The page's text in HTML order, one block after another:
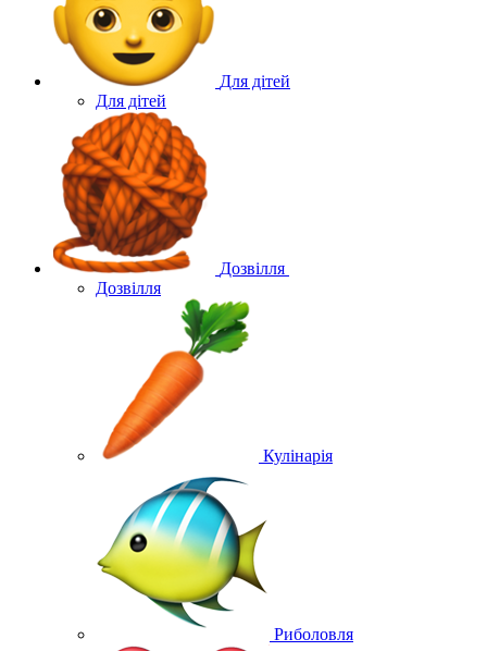
Для дітей
Для дітей
Дозвілля
Дозвілля
Кулінарія
Риболовля